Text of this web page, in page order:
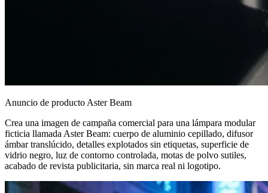
Anuncio de producto Aster Beam
Crea una imagen de campaña comercial para una lámpara modular
ficticia llamada Aster Beam: cuerpo de aluminio cepillado, difusor
ámbar translúcido, detalles explotados sin etiquetas, superficie de
vidrio negro, luz de contorno controlada, motas de polvo sutiles,
acabado de revista publicitaria, sin marca real ni logotipo.